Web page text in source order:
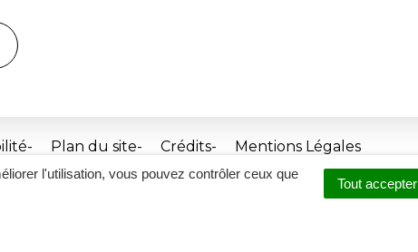
l'utilisation, vous pouvez contrôler ceux que
Tout accepter
Plan du site Crédits Mentions Légales